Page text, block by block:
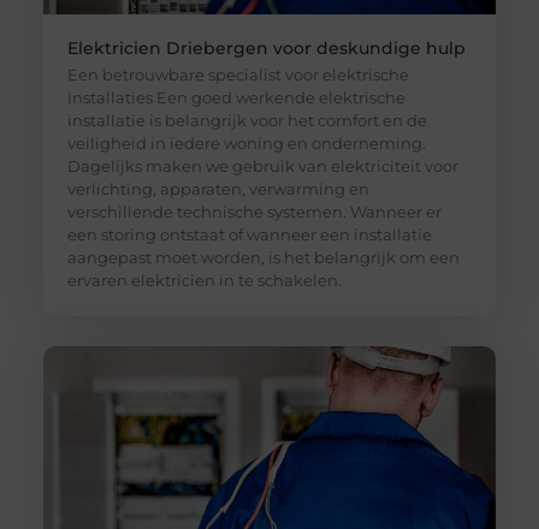
Elektricien Driebergen voor deskundige hulp
Een betrouwbare specialist voor elektrische
installaties Een goed werkende elektrische
installatie is belangrijk voor het comfort en de
veiligheid in iedere woning en onderneming.
Dagelijks maken we gebruik van elektriciteit voor
verlichting, apparaten, verwarming en
verschillende technische systemen. Wanneer er
een storing ontstaat of wanneer een installatie
aangepast moet worden, is het belangrijk om een
ervaren elektricien in te schakelen.